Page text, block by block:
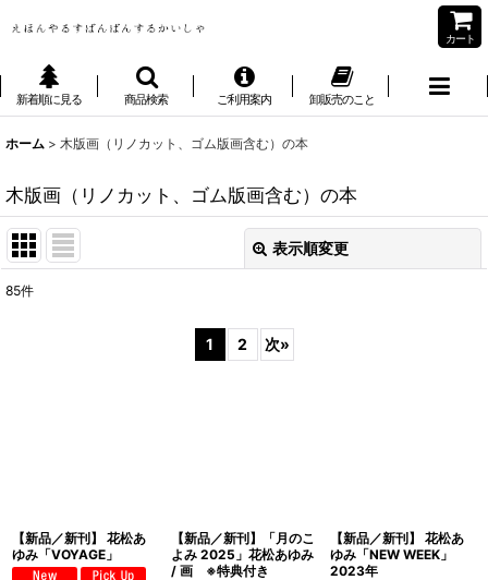
カート
新着順に見る 商品検索 ご利用案内 卸販売のこと
ホーム > 木版画（リノカット、ゴム版画含む）の本
木版画（リノカット、ゴム版画含む）の本
表示順変更
85件
1 2 次»
【新品／新刊】 花松あ
ゆみ「VOYAGE」
【新品／新刊】「月のこ
よみ 2025」花松あゆみ
/ 画 ※特典付き
【新品／新刊】 花松あ
ゆみ「NEW WEEK」
2023年